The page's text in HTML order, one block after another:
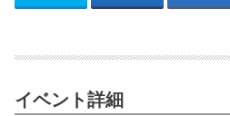
イベント詳細